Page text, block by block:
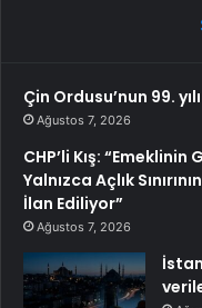
Çin Ordusu’nun 99.
Ağustos 7, 2026
CHP’li Kış:
Yalnızca Açlık
İlan Ediliyor”
Ağustos 7, 2026